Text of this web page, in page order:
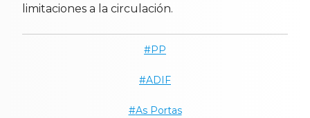
limitaciones a la circulación.
PP
ADIF
As Portas